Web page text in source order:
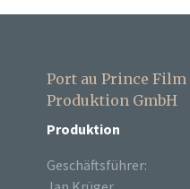
Port au Prince
Produktion GmbH
Produktion
Geschäftsführer: